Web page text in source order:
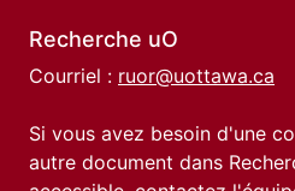
Recherche uO
Courriel : ruor@uottawa.ca
Si vous avez besoin d'une
autre document dans